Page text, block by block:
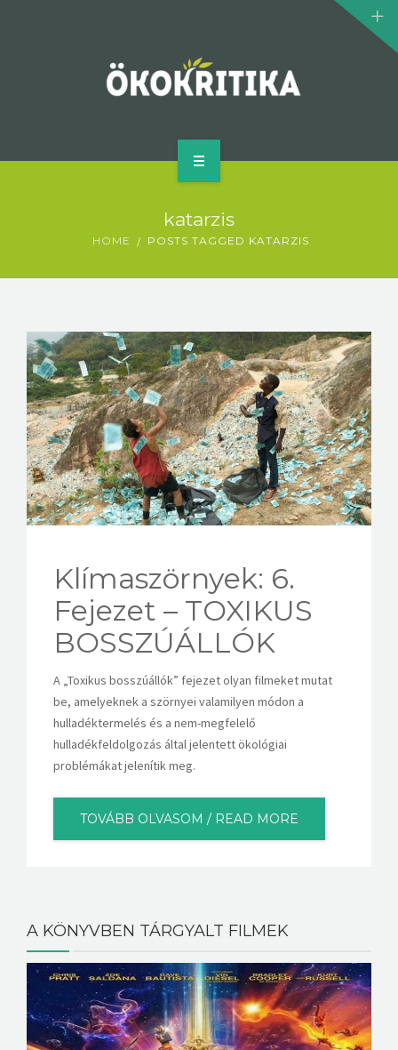
SZERZŐ
KAPCSOLAT
katarzis
HOME POSTS TAGGED KATARZIS
Klímaszörnyek: 6.
Fejezet – TOXIKUS
BOSSZÚÁLLÓK
A „Toxikus bosszúállók” fejezet olyan filmeket mutat
be, amelyeknek a szörnyei valamilyen módon a
hulladéktermelés és a nem-megfelelő
hulladékfeldolgozás által jelentett ökológiai
problémákat jelenítik meg.
TOVÁBB OLVASOM / READ MORE
A KÖNYVBEN TÁRGYALT FILMEK